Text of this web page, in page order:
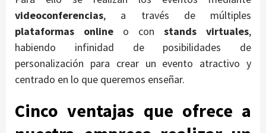
videoconferencias, a través de múltiples
plataformas online o con stands virtuales,
habiendo infinidad de posibilidades de
personalización para crear un evento atractivo y
centrado en lo que queremos enseñar.
Cinco ventajas que ofrece a